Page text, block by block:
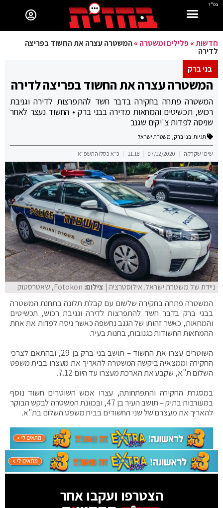
בס"ד
חדשות»פלילים ומשטרה »המשטרה עצרה את החשוד בפריצה
לדירה
בני ברק
המשטרה עצרה את החשוד בפריצה לדירה
המשטרה פתחה בחקירה בדבר חשד להתפרצות לדירה וגניבת
רכוש, תכשיטים והמחאות מדירה בבני ברק • החשוד נעצר לאחר
שניסה לפדות צ'יקים שגנב
תגיות: בני ברק, משטרת ישראל
שימי שקרקה 07/12/2020
11:18 כ"א כסלו התשפ"א
ניידת של משטרת ישראל. אילוסטרציה| צילום: Fotokon, שאטרסטוק
המשטרה פתחה בחקירה שלשום עם קבלת תלונה בתחנת המשטרה
בבני ברק בדבר חשד להתפרצות לדירה וגניבת רכוש, תכשיטים
והמחאות, כאשר זהותו של הגנב נחשפה כאשר ניסה לפדות את אחת
ההמחאות החשודות כגנובות, בחנות בעיר.
השוטרים עצרו את החשוד – תושב בני ברק בן 29, ובהתאם לצרכי
החקירה וממצאיה ביקשה המשטרה להאריך את מעצרו בבית משפט
השלום ת"א, שקבע את הארכת מעצרו עד היום 7.12.
במסגרת החקירה והתפתחותה, עצרו אמש השוטרים חשוד נוסף
במעורבות בתיק – תושב העיר בן 47, ובכוונת המשטרה לבקש הבוקר
להאריך את מעצרם של שני החשודים בבית משפט השלום בת"א.
הצטרפו ועקבו אחר